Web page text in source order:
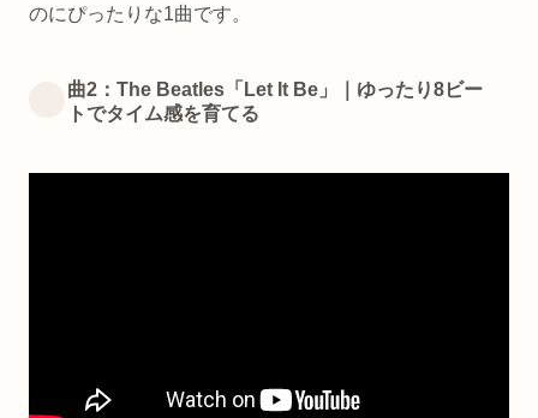
のにぴったりな1曲です。
曲2：The Beatles「Let It Be」｜ゆったり8ビー
トでタイム感を育てる